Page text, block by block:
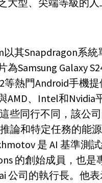
以其Snapdragon系
為Samsung Galaxy
等熱門Android手機
AMD、Intel和Nvidia
些同行不同，該公
論和特定任務的能源
是 AI 基準測
的創始成員，也是
公司的執行長。他表